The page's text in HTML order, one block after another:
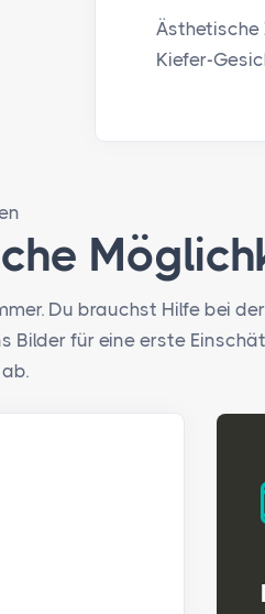
Ästhetische
Kiefer-
Du brauchst Hilfe bei
Bilder für eine erste